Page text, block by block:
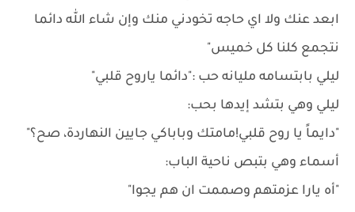
ابعد عنك ولا اي حاجه تخودني منك وإن شاء الله دائما
نتجمع كلنا كل خميس"
ليلي بابتسامه مليانه حب :"دائما ياروح قلبي"
ليلي وهي بتشد إيدها بحب:
"دايماً يا روح قلبي!مامتك وباباكي جايين النهاردة، صح؟"
أسماء وهي بتبص ناحية الباب:
"أه يارا عزمتهم وصممت ان هم يجوا"